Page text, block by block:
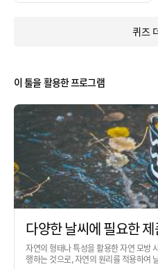
퀴즈
이 툴을 활용한 프로그램
다양한 날씨에 필요한
자연의 형태나 특성을 활용한 자연 모방
행하는 것으로, 자연의 원리를 적용하여